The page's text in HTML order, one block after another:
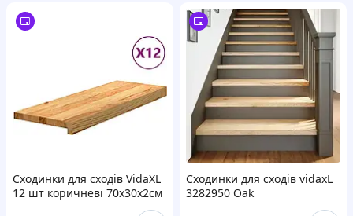
Сходинки для сходів VidaXL
12 шт коричневі 70x30x2см
Сходинки для сходів vidaxL
3282950 Oak